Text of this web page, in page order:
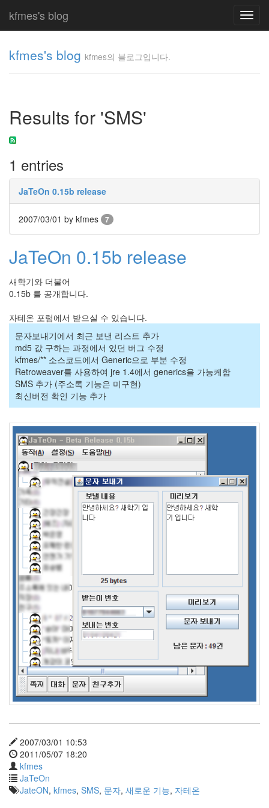
kfmes's blog
kfmes's blog kfmes의 블로그입니다.
Results for 'SMS'
1 entries
JaTeOn 0.15b release
2007/03/01 by kfmes 7
JaTeOn 0.15b release
새학기와 더불어
0.15b 를 공개합니다.
자테온 포럼에서 받으실 수 있습니다.
문자보내기에서 최근 보낸 리스트 추가
md5 값 구하는 과정에서 있던 버그 수정
kfmes/** 소스코드에서 Generic으로 부분 수정
Retroweaver를 사용하여 jre 1.4에서 generics을 가능케함
SMS 추가 (주소록 기능은 미구현)
최신버전 확인 기능 추가
2007/03/01 10:53
2011/05/07 18:20
kfmes
JaTeOn
JateON, kfmes, SMS, 문자, 새로운 기능, 자테온
입니
다.
kfmes
Tag
Cloud
kfmes
JateON
슬
라
Java
자
전
ubuntu
PSP
Linux
ACECOMBAT
nateon
ghackfair
FLIT
movie
Eclipse
이
온
android
차
데
모